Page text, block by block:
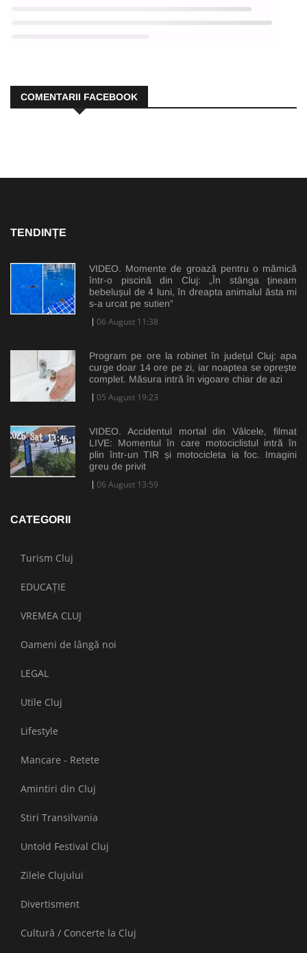
COMENTARII FACEBOOK
TENDINȚE
VIDEO. Momente de groază pentru o mămică
într-o piscină din Cluj: „În stânga țineam
bebelușul de 4 luni, în dreapta animalul ăsta mi
s-a urcat pe sutien”
06 August 11:38
Program pe ore la robinet în județul Cluj: apa
curge doar 14 ore pe zi, iar noaptea se oprește
complet. Măsura intră în vigoare chiar de azi
05 August 19:23
VIDEO. Accidentul mortal din Vâlcele, filmat
LIVE: Momentul în care motociclistul intră în
plin într-un TIR și motocicleta ia foc. Imagini
greu de privit
06 August 13:59
CATEGORII
Turism Cluj
EDUCAȚIE
VREMEA CLUJ
Oameni de lângă noi
LEGAL
Utile Cluj
Lifestyle
Mancare - Retete
Amintiri din Cluj
Stiri Transilvania
Untold Festival Cluj
Zilele Clujului
Divertisment
Cultură / Concerte la Cluj